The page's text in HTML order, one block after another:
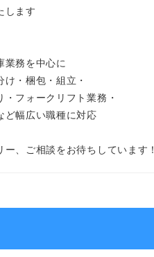
します
業務を中心に
け・梱包・組立・
・フォークリフト業務・
ど幅広い職種に対応
ー、ご相談をお待ちしています！